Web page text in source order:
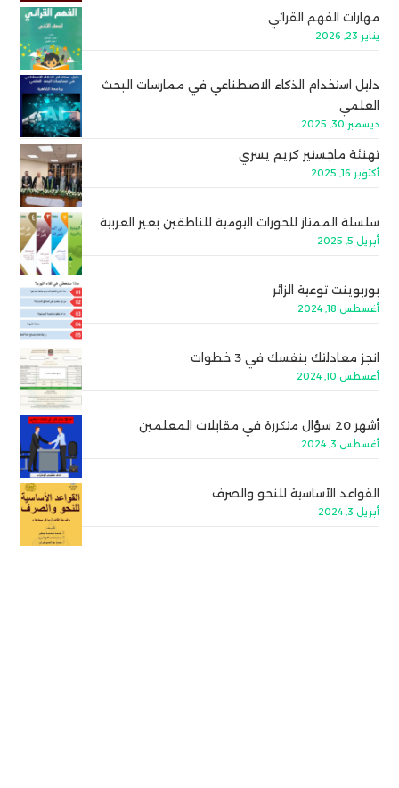
مهارات الفهم القرائي
يناير 23, 2026
دليل استخدام الذكاء الاصطناعي في ممارسات البحث
العلمي
ديسمبر 30, 2025
تهنئة ماجستير كريم يسري
أكتوبر 16, 2025
سلسلة الممتاز للحورات اليومية للناطقين بغير العربية
أبريل 5, 2025
بوربوينت توعية الزائر
أغسطس 18, 2024
انجز معادلتك بنفسك في 3 خطوات
أغسطس 10, 2024
أشهر 20 سؤال متكررة في مقابلات المعلمين
أغسطس 3, 2024
القواعد الأساسية للنحو والصرف
أبريل 3, 2024